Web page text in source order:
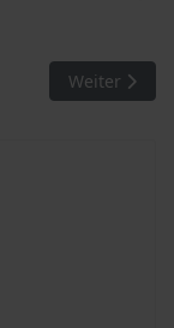
Freien Wähler
Nächster
Weiter